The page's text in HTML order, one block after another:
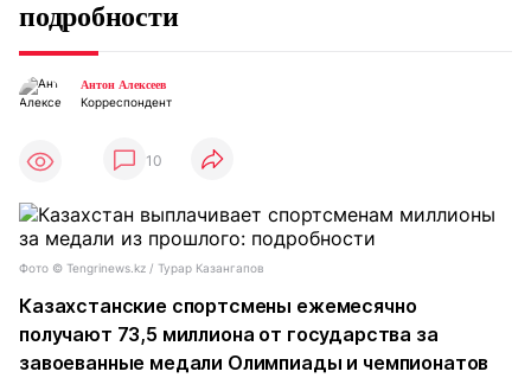
подробности
Антон Алексеев
Корреспондент
10
Фото ©️ Tengrinews.kz / Турар Казангапов
Казахстанские спортсмены ежемесячно
получают 73,5 миллиона от государства за
завоеванные медали Олимпиады и чемпионатов